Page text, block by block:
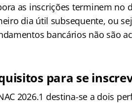
as inscrições terminem no
dia útil subsequente, ou
bancários não são
para se
2026.1 destina-se a dois